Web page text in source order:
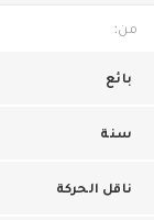
بائع
سنة
ناقل الحركة